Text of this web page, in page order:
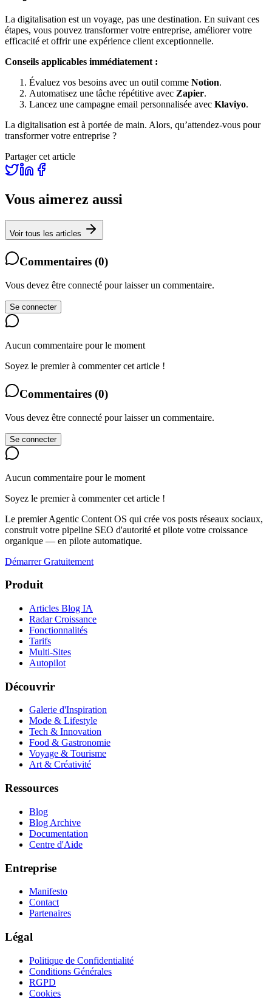
La digitalisation est un voyage, pas une destination. En suivant ces
étapes, vous pouvez transformer votre entreprise, améliorer votre
efficacité et offrir une expérience client exceptionnelle.
Conseils applicables immédiatement :
Évaluez vos besoins avec un outil comme Notion.
Automatisez une tâche répétitive avec Zapier.
Lancez une campagne email personnalisée avec Klaviyo.
La digitalisation est à portée de main. Alors, qu’attendez-vous pour
transformer votre entreprise ?
Partager cet article
Vous aimerez aussi
Voir tous les articles
Commentaires (0)
Vous devez être connecté pour laisser un commentaire.
Se connecter
Aucun commentaire pour le moment
Soyez le premier à commenter cet article !
Commentaires (0)
Vous devez être connecté pour laisser un commentaire.
Se connecter
Aucun commentaire pour le moment
Soyez le premier à commenter cet article !
Le premier Agentic Content OS qui crée vos posts réseaux sociaux,
construit votre pipeline SEO d'autorité et pilote votre croissance
organique — en pilote automatique.
Démarrer Gratuitement
Produit
Articles Blog IA
Radar Croissance
Fonctionnalités
Tarifs
Multi-Sites
Autopilot
Découvrir
Galerie d'Inspiration
Mode & Lifestyle
Tech & Innovation
Food & Gastronomie
Voyage & Tourisme
Art & Créativité
Ressources
Blog
Blog Archive
Documentation
Centre d'Aide
Entreprise
Manifesto
Contact
Partenaires
Légal
Politique de Confidentialité
Conditions Générales
RGPD
Cookies